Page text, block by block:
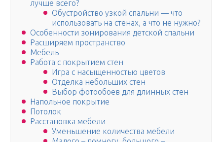
лучше всего?
Обустройство узкой спальни — что
использовать на стенах, а что не нужно?
Особенности зонирования детской спальни
Расширяем пространство
Мебель
Работа с покрытием стен
Игра с насыщенностью цветов
Отделка небольших стен
Выбор фотообоев для длинных стен
Напольное покрытие
Потолок
Расстановка мебели
Уменьшение количества мебели